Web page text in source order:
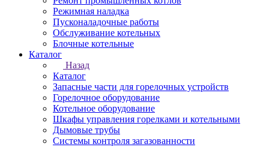
Режимная наладка
Пусконаладочные работы
Обслуживание котельных
Блочные котельные
Каталог
Назад
Каталог
Запасные части для горелочных устройств
Горелочное оборудование
Котельное оборудование
Шкафы управления горелками и котельными
Дымовые трубы
Системы контроля загазованности